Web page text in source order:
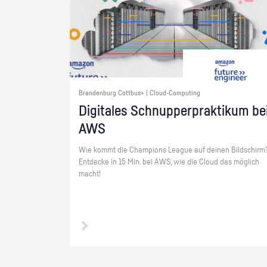
Brandenburg Cottbus+ | Cloud-Computing
Di­gi­ta­les Schnup­per­prak­ti­kum
AWS
Wie kommt die Cham­pi­ons Le­ague auf dei­nen
Ent­de­cke in 15 Min. bei AWS, wie die Cloud das mög­lich
macht!